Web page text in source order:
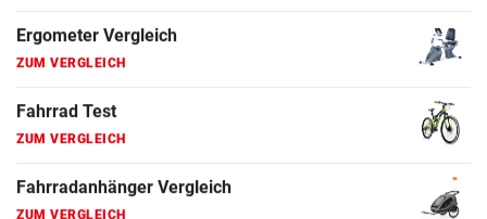
Fahrradanhänger Vergleich
ZUM VERGLEICH
Faszienrolle Vergleich
ZUM VERGLEICH
Hoverboard Vergleich
ZUM VERGLEICH